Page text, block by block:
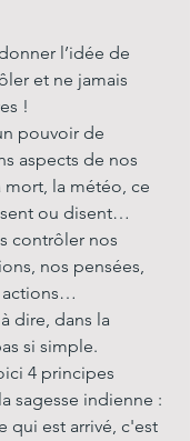
l’idée de
et ne jamais
!
pouvoir de
aspects de nos
mort, la météo, ce
ou disent…
contrôler nos
nos pensées,
actions…
dire, dans la
si simple.
4 principes
sagesse indienne :
qui est arrivé, c'est